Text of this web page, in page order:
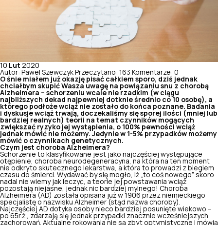
10 Lut 2020
Autor: Pawel Szewczyk Przeczytano: 163 Komentarze: 0
O śnie miałem już okazję pisać całkiem sporo, dziś jednak
chciałbym skupić Wasza uwagę na powiązaniu snu z chorobą
Alzheimera – schorzeniu wcale nie rzadkim (w ciągu
najbliższych dekad najpewniej dotknie średnio co 10 osobę), a
którego podłoże wciąż nie zostało do końca poznane. Badania
i dyskusje wciąż trwają, doczekaliśmy się sporej ilości (mniej lub
bardziej realnych) teorii na temat czynników mogących
zwiększać ryzyko jej wystąpienia, o 100% pewności wciąż
jednak mówić nie możemy. Jedynie w 1-5% przypadków możemy
mówić o czynnikach genetycznych.
Czym jest choroba Alzheimera?
Schorzenie to klasyfikowane jest jako najczęściej występujące
otępienie, choroba neurodegeneracyna, na która na ten moment
nie odkryto skutecznego lekarstwa, a która to prowadzi z biegiem
czasu do śmierci. Wydawać by się mogło, iż „to coś nowego” skoro
nadal nie wiemy jak leczyć, a teorie jej powstawania wciąż
pozostają niejasne, jednak nic bardziej mylnego! Choroba
Alzheimera (AD) została opisana już w 1906 przez niemieckiego
specjalistę o nazwisku Alzheimer (stąd nazwa choroby).
Najczęściej AD dotyka osoby nieco bardziej posunięte wiekowo –
po 65r.ż., zdarzają się jednak przypadki znacznie wcześniejszych
zachorowań. Aktualne rokowania nie są zbyt optymistyczne i mówią